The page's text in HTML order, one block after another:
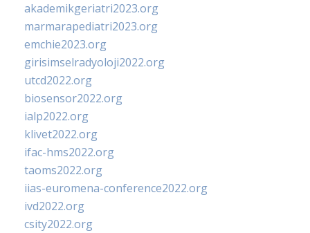
akademikgeriatri2023.org
marmarapediatri2023.org
emchie2023.org
girisimselradyoloji2022.org
utcd2022.org
biosensor2022.org
ialp2022.org
klivet2022.org
ifac-hms2022.org
taoms2022.org
iias-euromena-conference2022.org
ivd2022.org
csity2022.org